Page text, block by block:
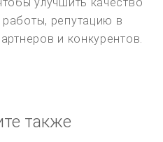
репутацию в
и конкурентов.
также